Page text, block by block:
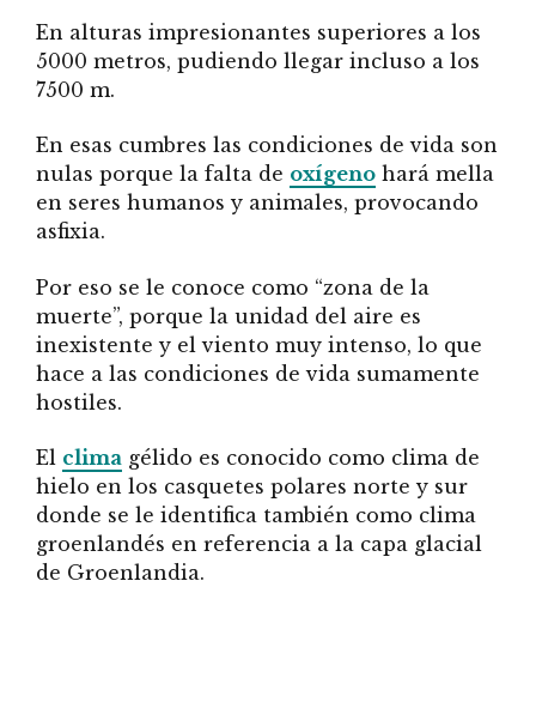
En alturas impresionantes superiores a los
5000 metros, pudiendo llegar incluso a los
7500 m.
En esas cumbres las condiciones de vida son
nulas porque la falta de oxígeno hará mella
en seres humanos y animales, provocando
asfixia.
Por eso se le conoce como “zona de la
muerte”, porque la unidad del aire es
inexistente y el viento muy intenso, lo que
hace a las condiciones de vida sumamente
hostiles.
El clima gélido es conocido como clima de
hielo en los casquetes polares norte y sur
donde se le identifica también como clima
groenlandés en referencia a la capa glacial
de Groenlandia.